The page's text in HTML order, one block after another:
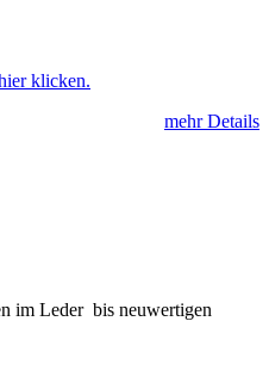
klicken.
mehr Details
im Leder bis neuwertigen